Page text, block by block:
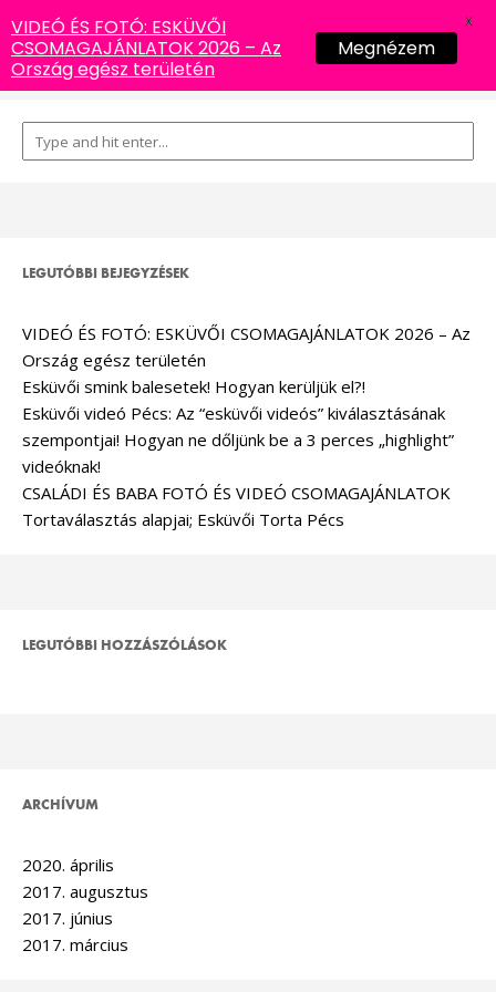
LEGUTÓBBI BEJEGYZÉSEK
VIDEÓ ÉS FOTÓ: ESKÜVŐI CSOMAGAJÁNLATOK 2026 – Az
Ország egész területén
Esküvői smink balesetek! Hogyan kerüljük el?!
Esküvői videó Pécs: Az “esküvői videós” kiválasztásának
szempontjai! Hogyan ne dőljünk be a 3 perces „highlight”
videóknak!
CSALÁDI ÉS BABA FOTÓ ÉS VIDEÓ CSOMAGAJÁNLATOK
Tortaválasztás alapjai; Esküvői Torta Pécs
LEGUTÓBBI HOZZÁSZÓLÁSOK
ARCHÍVUM
2020. április
2017. augusztus
2017. június
2017. március
VIDEÓ ÉS FOTÓ: ESKÜVŐI
CSOMAGAJÁNLATOK 2026 – Az
Ország egész területén
Megnézem
X